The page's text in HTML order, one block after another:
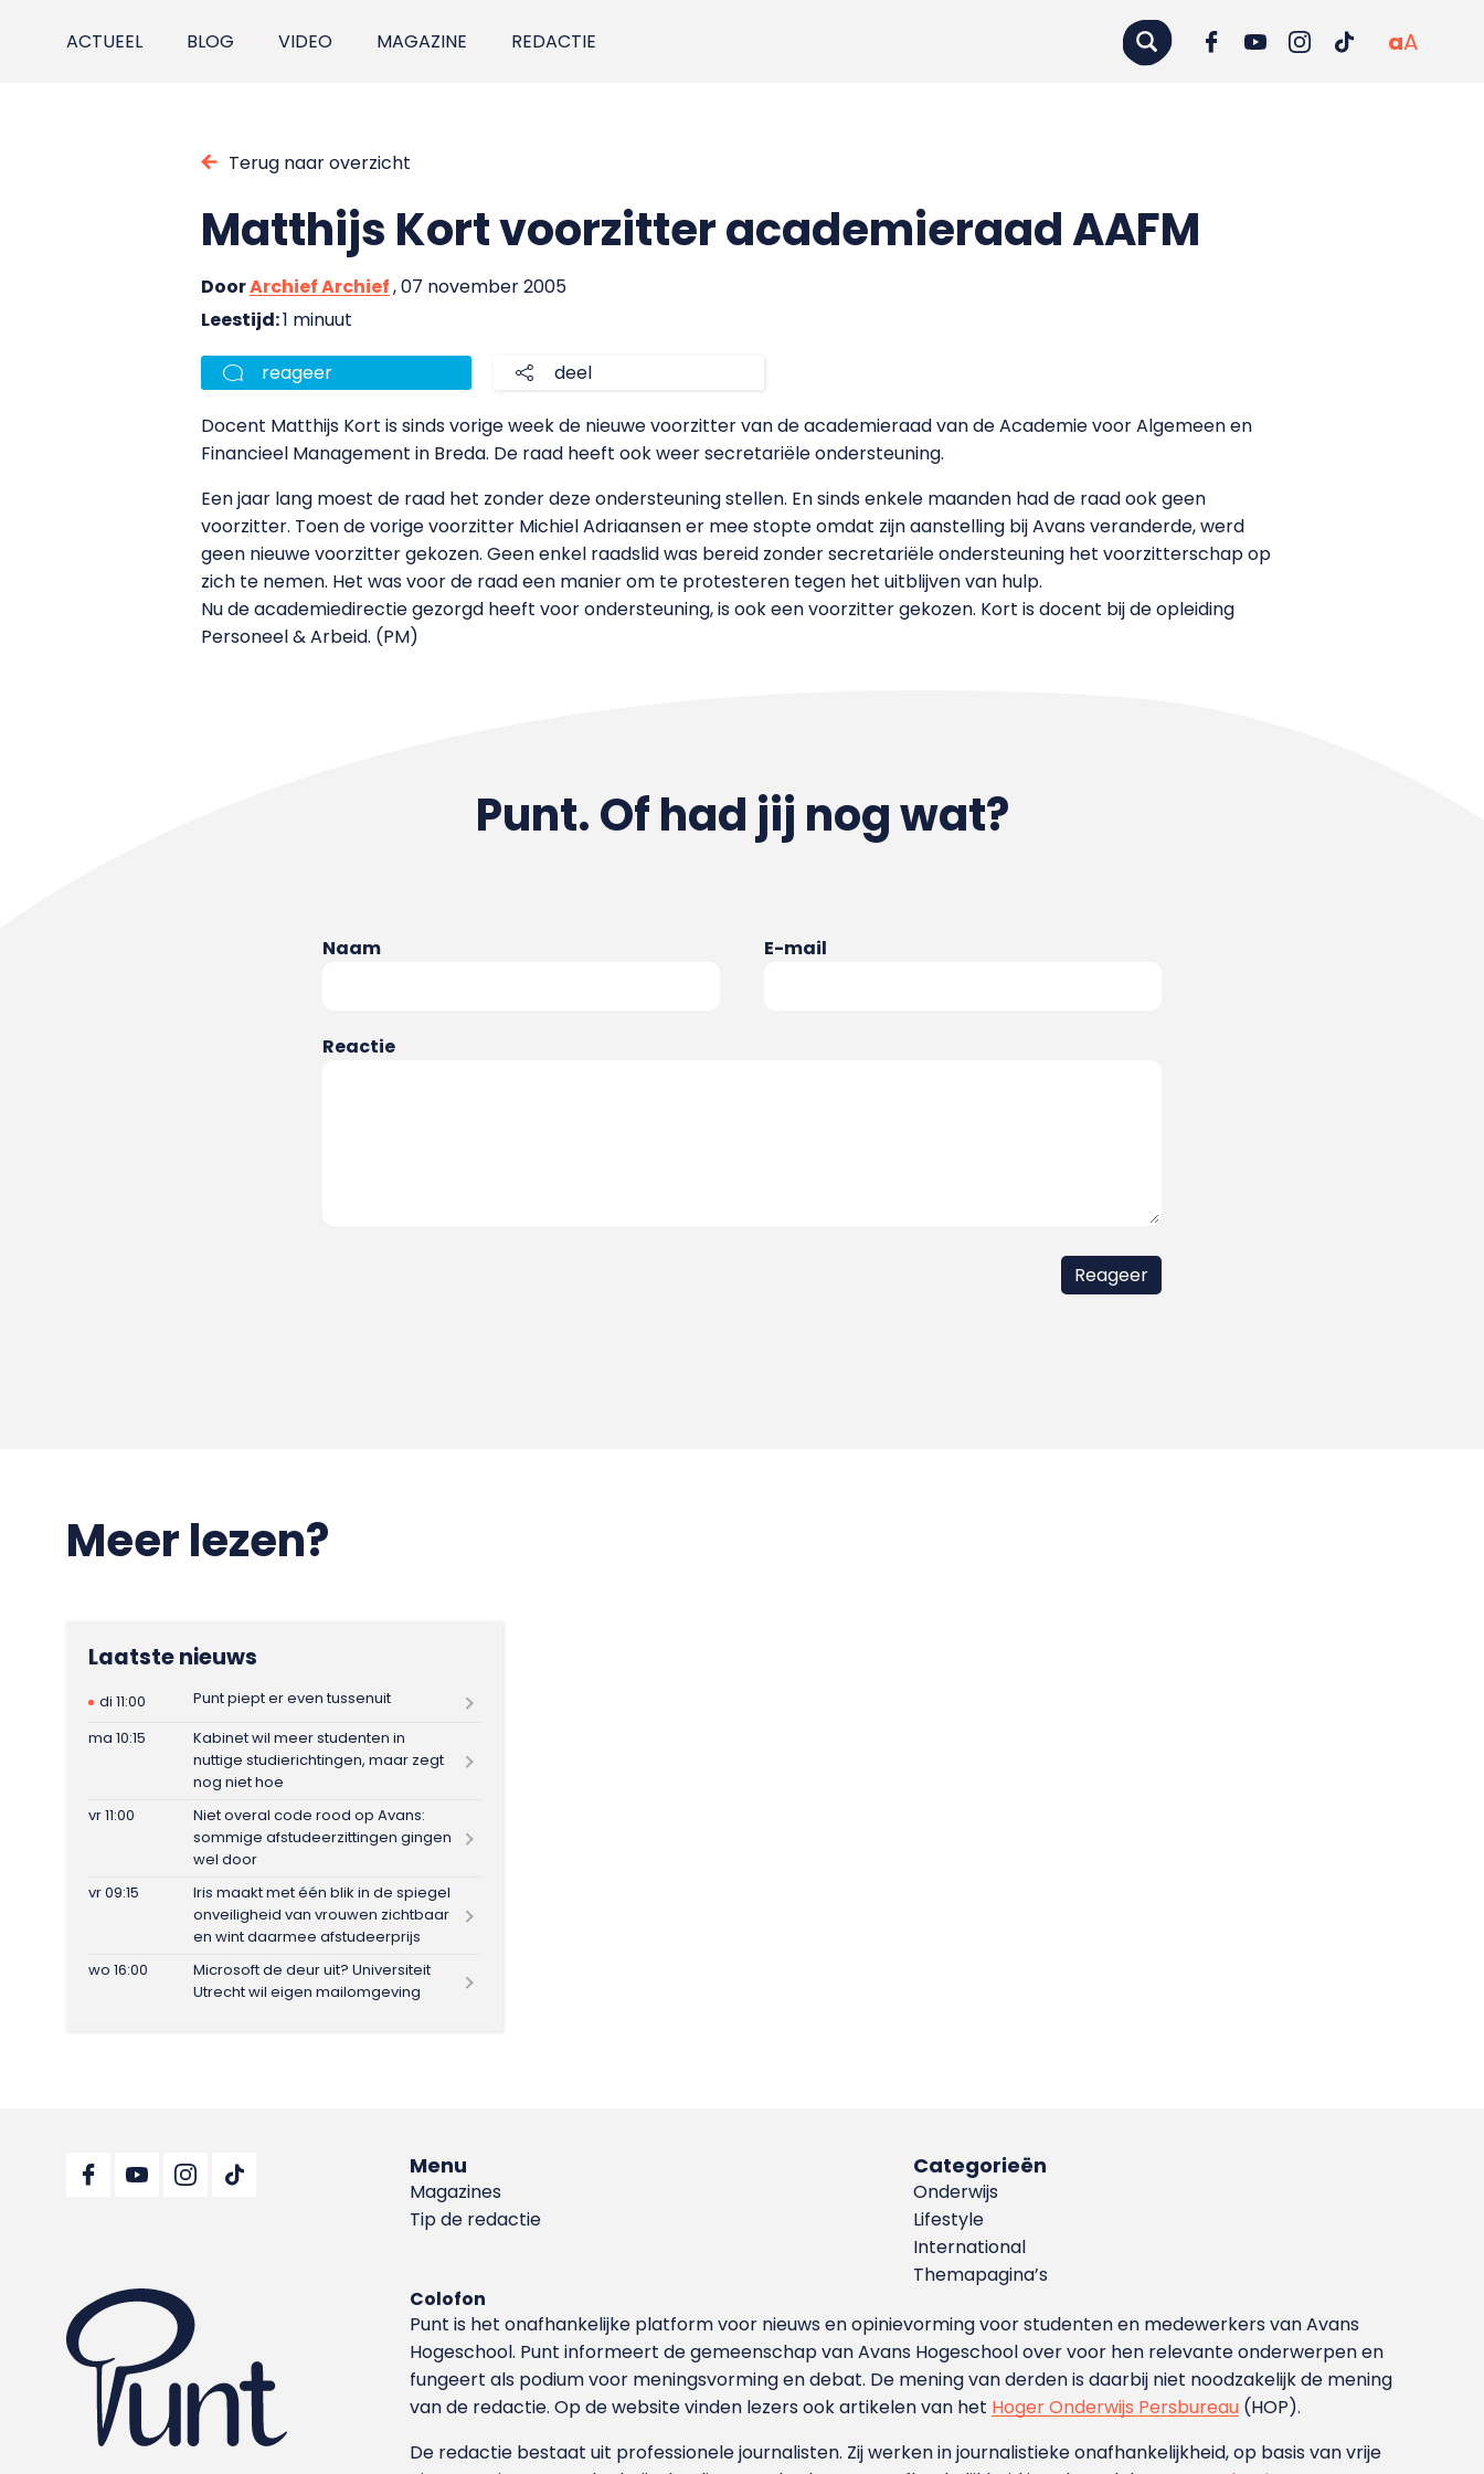
ACTUEEL BLOG VIDEO MAGAZINE REDACTIE aA
Terug naar overzicht
Matthijs Kort voorzitter academieraad AAFM
DoorArchief Archief, 07 november 2005
Leestijd:1 minuut
reageer deel
Docent Matthijs Kort is sinds vorige week de nieuwe voorzitter van de academieraad van de Academie voor Algemeen en
Financieel Management in Breda. De raad heeft ook weer secretariële ondersteuning.
Een jaar lang moest de raad het zonder deze ondersteuning stellen. En sinds enkele maanden had de raad ook geen
voorzitter. Toen de vorige voorzitter Michiel Adriaansen er mee stopte omdat zijn aanstelling bij Avans veranderde, werd
geen nieuwe voorzitter gekozen. Geen enkel raadslid was bereid zonder secretariële ondersteuning het voorzitterschap op
zich te nemen. Het was voor de raad een manier om te protesteren tegen het uitblijven van hulp.
Nu de academiedirectie gezorgd heeft voor ondersteuning, is ook een voorzitter gekozen. Kort is docent bij de opleiding
Personeel & Arbeid. (PM)
Punt. Of had jij nog wat?
Naam E-mail
Reactie
Meer lezen?
Laatste nieuws
di 11:00
Punt piept er even tussenuit
ma 10:15
Kabinet wil meer studenten in
nuttige studierichtingen, maar zegt
nog niet hoe
vr 11:00
Niet overal code rood op Avans:
sommige afstudeerzittingen gingen
wel door
vr 09:15
Iris maakt met één blik in de spiegel
onveiligheid van vrouwen zichtbaar
en wint daarmee afstudeerprijs
wo 16:00
Microsoft de deur uit? Universiteit
Utrecht wil eigen mailomgeving
Menu
Magazines
Tip de redactie
Categorieën
Onderwijs
Lifestyle
International
Themapagina’s
Colofon
Punt is het onafhankelijke platform voor nieuws en opinievorming voor studenten en medewerkers van Avans
Hoge­school. Punt informeert de gemeenschap van Avans Hogeschool over voor hen relevante onderwerpen en
fungeert als podium voor meningsvorming en debat. De mening van derden is daarbij niet noodzakelijk de mening
van de redactie. Op de website vinden lezers ook artikelen van het Hoger Onderwijs Persbureau (HOP).
De redactie bestaat uit professionele journalisten. Zij werken in journalistieke onafhankelijkheid, op basis van vrije